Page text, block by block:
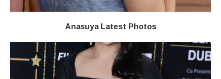
Anasuya Latest Photos